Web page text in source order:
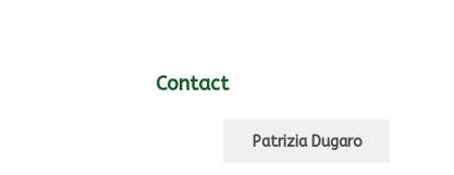
Contact
Patrizia Dugaro